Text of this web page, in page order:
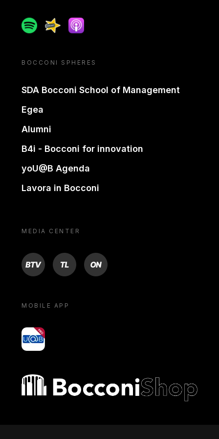
SpotifySpreakerApple podcast
BOCCONI SPHERES
SDA Bocconi School of Management
Egea
Alumni
B4i - Bocconi for innovation
yoU@B Agenda
Lavora in Bocconi
MEDIA CENTER
BTV TL ON
MOBILE APP
yoU@B
Bocconi shop